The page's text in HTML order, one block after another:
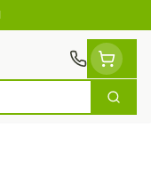
Zoek